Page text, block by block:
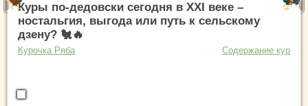
Куры по-дедовски сегодня в XXI веке –
ностальгия, выгода или путь к сельскому
дзену? 🐔🔥
Курочка Ряба Содержание кур